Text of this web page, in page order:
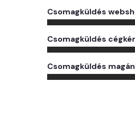
Csomagküldés
Csomagküldés
Csomagküldés